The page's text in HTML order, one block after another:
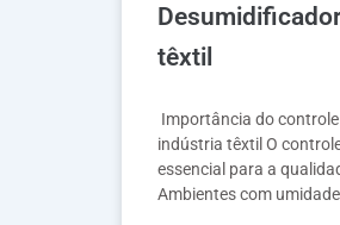
têxtil
Importância do
indústria têxtil O
essencial para a
Ambientes com